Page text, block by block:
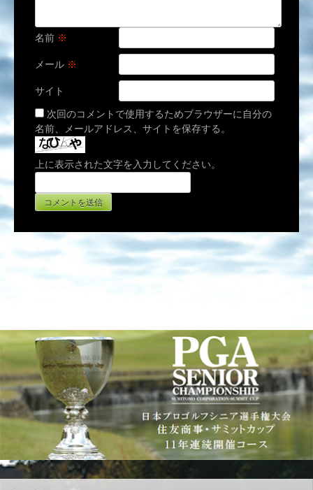
名前 ※
メール ※
サイト
次回のコメントで使用するためブラウザーに自分の
名前、メールアドレス、サイトを保存する。
上に表示された文字を入力してください。